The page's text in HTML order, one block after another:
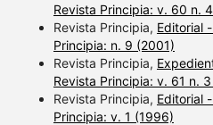
Revista Principia: v. 60 n.
Revista Principia, Editorial
Principia: n. 9 (2001)
Revista Principia,
Revista Principia: v. 61 n.
Revista Principia, Editorial
Principia: v. 1 (1996)